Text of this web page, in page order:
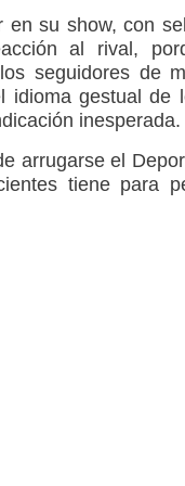
en su show, con
al rival,
seguidores de
idioma gestual
inesperada.
arrugarse el
tiene para